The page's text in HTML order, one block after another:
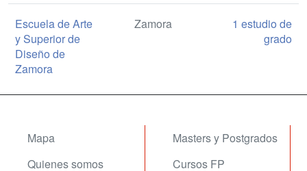
Escuela de Arte
y Superior de
Diseño de
Zamora
Zamora
1 estudio de
grado
Mapa
Quienes somos
Masters y Postgrados
Cursos FP